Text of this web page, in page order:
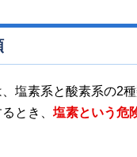
塩素系と酸素系の2
とき、 塩素という危